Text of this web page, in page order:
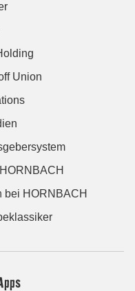
Union
bei HORNBACH